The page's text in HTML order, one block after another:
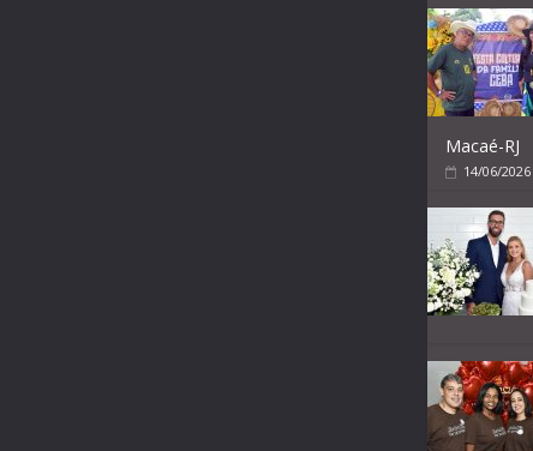
Macaé-RJ
14/06/2026